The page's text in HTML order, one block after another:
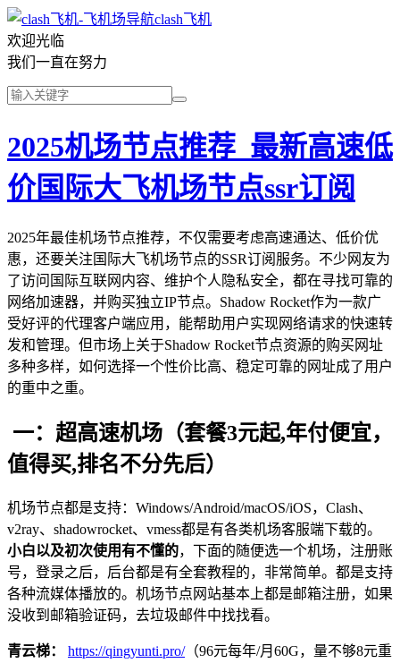
clash飞机
欢迎光临
我们一直在努力
2025机场节点推荐_最新高速低
价国际大飞机场节点ssr订阅
2025年最佳机场节点推荐，不仅需要考虑高速通达、低价优
惠，还要关注国际大飞机场节点的SSR订阅服务。不少网友为
了访问国际互联网内容、维护个人隐私安全，都在寻找可靠的
网络加速器，并购买独立IP节点。Shadow Rocket作为一款广
受好评的代理客户端应用，能帮助用户实现网络请求的快速转
发和管理。但市场上关于Shadow Rocket节点资源的购买网址
多种多样，如何选择一个性价比高、稳定可靠的网址成了用户
的重中之重。
一：超高速机场（套餐3元起,年付便宜，
值得买,排名不分先后）
机场节点都是支持：Windows/Android/macOS/iOS，Clash、
v2ray、shadowrocket、vmess都是有各类机场客服端下载的。
小白以及初次使用有不懂的，下面的随便选一个机场，注册账
号，登录之后，后台都是有全套教程的，非常简单。都是支持
各种流媒体播放的。机场节点网站基本上都是邮箱注册，如果
没收到邮箱验证码，去垃圾邮件中找找看。
青云梯： https://qingyunti.pro/（96元每年/月60G，量不够8元重